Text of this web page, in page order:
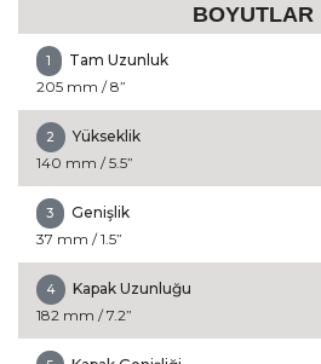
BOYUTLAR
1
Tam Uzunluk
205 mm / 8”
2
Yükseklik
140 mm / 5.5”
3
Genişlik
37 mm / 1.5”
4
Kapak Uzunluğu
182 mm / 7.2”